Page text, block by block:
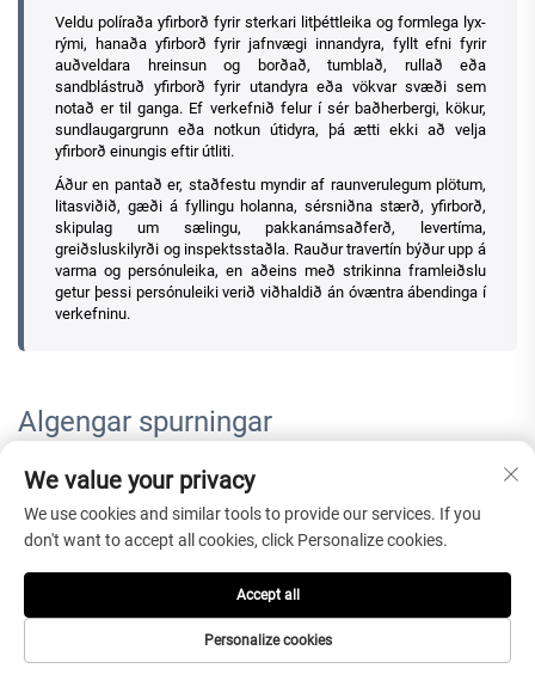
Veldu políraða yfirborð fyrir sterkari litþéttleika og formlega lyx-
rými, hanaða yfirborð fyrir jafnvægi innandyra, fyllt efni fyrir
auðveldara hreinsun og borðað, tumblað, rullað eða
sandblástruð yfirborð fyrir utandyra eða vökvar svæði sem
notað er til ganga. Ef verkefnið felur í sér baðherbergi, kökur,
sundlaugargrunn eða notkun útidyra, þá ætti ekki að velja
yfirborð einungis eftir útliti.
Áður en pantað er, staðfestu myndir af raunverulegum plötum,
litasviðið, gæði á fyllingu holanna, sérsniðna stærð, yfirborð,
skipulag um sælingu, pakkanámsaðferð, levertíma,
greiðsluskilyrði og inspektsstaðla. Rauður travertín býður upp á
varma og persónuleika, en aðeins með strikinna framleiðslu
getur þessi persónuleiki verið viðhaldið án óvæntra ábendinga í
verkefninu.
Algengar spurningar
1. Hvað er notaður náttúrulegur rauður travertín til?
Náttúruleg rauð travertín er notuð fyrir veggskeljum, gólfflísar, umhverfi
keldu, yfirborð í baðherbergi, mosaík, garðagöngur, sundlaugarsvæði,
2. Hver er lágmarkspöntun fyrir náttúrulega rauða
travertín?
We value your privacy
We use cookies and similar tools to provide our services. If you
don't want to accept all cookies, click Personalize cookies.
Personalize cookies
Accept all